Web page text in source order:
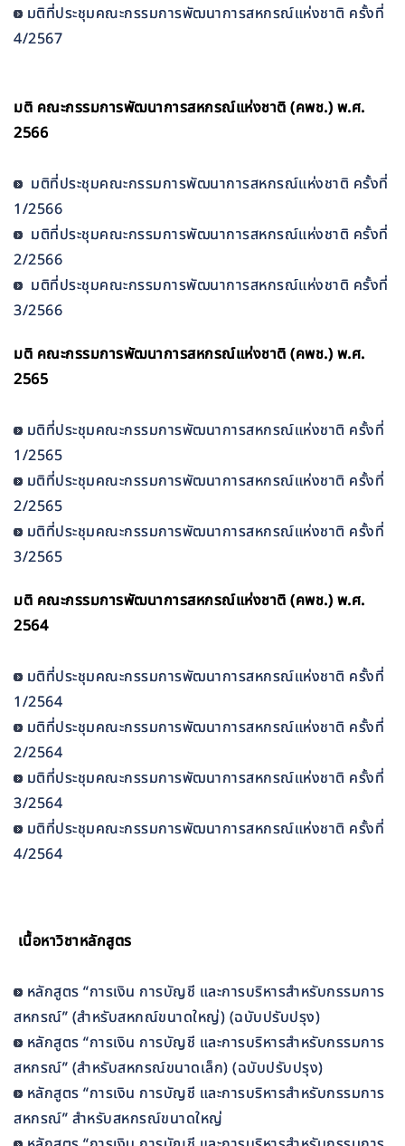
มติที่ประชุมคณะกรรมการพัฒนาการสหกรณ์แห่งชาติ ครั้งที่
4/2567
มติ คณะกรรมการพัฒนาการสหกรณ์แห่งชาติ (คพช.) พ.ศ.
2566
มติที่ประชุมคณะกรรมการพัฒนาการสหกรณ์แห่งชาติ ครั้งที่
1/2566
มติที่ประชุมคณะกรรมการพัฒนาการสหกรณ์แห่งชาติ ครั้งที่
2/2566
มติที่ประชุมคณะกรรมการพัฒนาการสหกรณ์แห่งชาติ ครั้งที่
3/2566
มติ คณะกรรมการพัฒนาการสหกรณ์แห่งชาติ (คพช.) พ.ศ.
2565
มติที่ประชุมคณะกรรมการพัฒนาการสหกรณ์แห่งชาติ ครั้งที่
1/2565
มติที่ประชุมคณะกรรมการพัฒนาการสหกรณ์แห่งชาติ ครั้งที่
2/2565
มติที่ประชุมคณะกรรมการพัฒนาการสหกรณ์แห่งชาติ ครั้งที่
3/2565
มติ คณะกรรมการพัฒนาการสหกรณ์แห่งชาติ (คพช.) พ.ศ.
2564
มติที่ประชุมคณะกรรมการพัฒนาการสหกรณ์แห่งชาติ ครั้งที่
1/2564
มติที่ประชุมคณะกรรมการพัฒนาการสหกรณ์แห่งชาติ ครั้งที่
2/2564
มติที่ประชุมคณะกรรมการพัฒนาการสหกรณ์แห่งชาติ ครั้งที่
3/2564
มติที่ประชุมคณะกรรมการพัฒนาการสหกรณ์แห่งชาติ ครั้งที่
4/2564
เนื้อหาวิชาหลักสูตร
หลักสูตร “การเงิน การบัญชี และการบริหารสำหรับกรรมการ
สหกรณ์” (สำหรับสหกณ์ขนาดใหญ่) (ฉบับปรับปรุง)
หลักสูตร “การเงิน การบัญชี และการบริหารสำหรับกรรมการ
สหกรณ์” (สำหรับสหกรณ์ขนาดเล็ก) (ฉบับปรับปรุง)
หลักสูตร “การเงิน การบัญชี และการบริหารสำหรับกรรมการ
สหกรณ์” สำหรับสหกรณ์ขนาดใหญ่